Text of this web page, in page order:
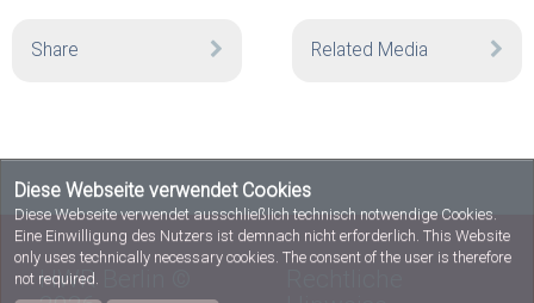
Diese Webseite verwendet Cookies
Diese Webseite verwendet ausschließlich technisch notwendige Cookies.
Eine Einwilligung des Nutzers ist demnach nicht erforderlich. This Website
only uses technically necessary cookies. The consent of the user is therefore
not required.
Share Related Media
HWR Berlin ©